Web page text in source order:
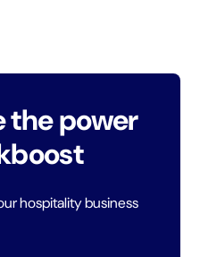
the power
hospitality business